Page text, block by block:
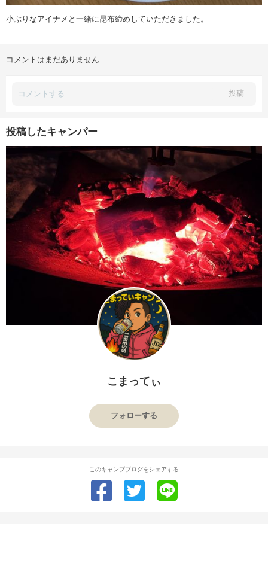
小ぶりなアイナメと一緒に昆布締めしていただきました。
コメントはまだありません
投稿
投稿したキャンパー
こまってぃ
フォローする
このキャンプブログをシェアする